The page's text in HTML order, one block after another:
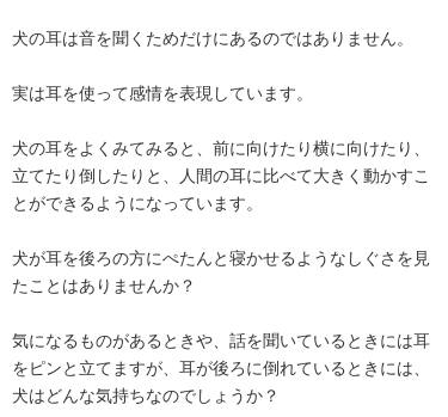
犬の耳は音を聞くためだけにあるのではありません。
実は耳を使って感情を表現しています。
犬の耳をよくみてみると、前に向けたり横に向けたり、
立てたり倒したりと、人間の耳に比べて大きく動かすこ
とができるようになっています。
犬が耳を後ろの方にぺたんと寝かせるようなしぐさを見
たことはありませんか？
気になるものがあるときや、話を聞いているときには耳
をピンと立てますが、耳が後ろに倒れているときには、
犬はどんな気持ちなのでしょうか？